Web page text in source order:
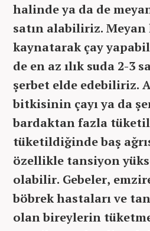
halinde ya da de
satın alabiliriz. Meyan
kaynatarak çay
de en az ılık suda 2-3
şerbet elde edebiliriz.
bitkisinin çayı ya da
bardaktan fazla
tüketildiğinde baş
özellikle tansiyon
olabilir. Gebeler,
böbrek hastaları ve
olan bireylerin